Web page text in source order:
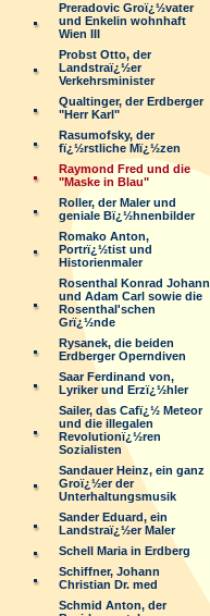
Preradovic Groï¿½vater
und Enkelin wohnhaft
Wien III
Probst Otto, der
Landstraï¿½er
Verkehrsminister
Qualtinger, der Erdberger
"Herr Karl"
Rasumofsky, der
fï¿½rstliche Mï¿½zen
Raymond Fred und die
"Maske in Blau"
Roller, der Maler und
geniale Bï¿½hnenbilder
Romako Anton,
Portrï¿½tist und
Historienmaler
Rosenthal Konrad Johann
und Adam Carl sowie die
Rosenthal'schen
Grï¿½nde
Rysanek, die beiden
Erdberger Operndiven
Saar Ferdinand von,
Lyriker und Erzï¿½hler
Sailer, das Cafï¿½ Meteor
und die illegalen
Revolutionï¿½ren
Sozialisten
Sandauer Heinz, ein ganz
Groï¿½er der
Unterhaltungsmusik
Sander Eduard, ein
Landstraï¿½er Maler
Schell Maria in Erdberg
Schiffner, Johann
Christian Dr. med
Schmid Anton, der